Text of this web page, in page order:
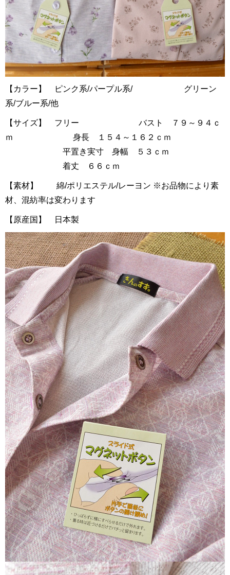
【カラー】 ピンク系/パープル系/ グリーン
系/ブルー系/他
【サイズ】 フリー バスト ７９～９４ｃ
ｍ 身長 １５４～１６２ｃｍ
平置き実寸 身幅 ５３ｃｍ
着丈 ６６ｃｍ
【素材】 綿/ポリエステル/レーヨン ※お品物により素
材、混紡率は変わります
【原産国】 日本製